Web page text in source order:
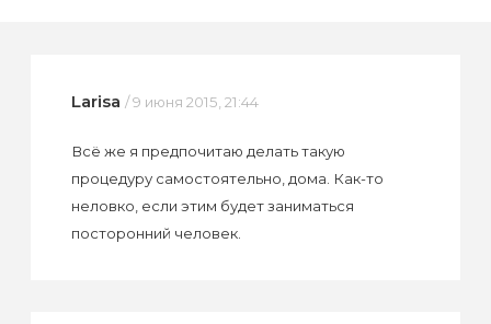
Larisa / 9 июня 2015, 21:44
Всё же я предпочитаю делать такую
процедуру самостоятельно, дома. Как-то
неловко, если этим будет заниматься
посторонний человек.